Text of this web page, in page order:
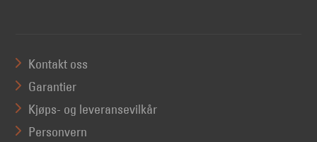
Kontakt oss
Garantier
Kjøps- og leveransevilkår
Personvern